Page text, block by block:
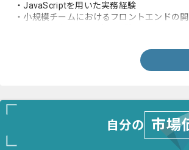
・JavaScriptを用いた実務経験
・小規模チームにおけるフロントエンドの
自分の 市場